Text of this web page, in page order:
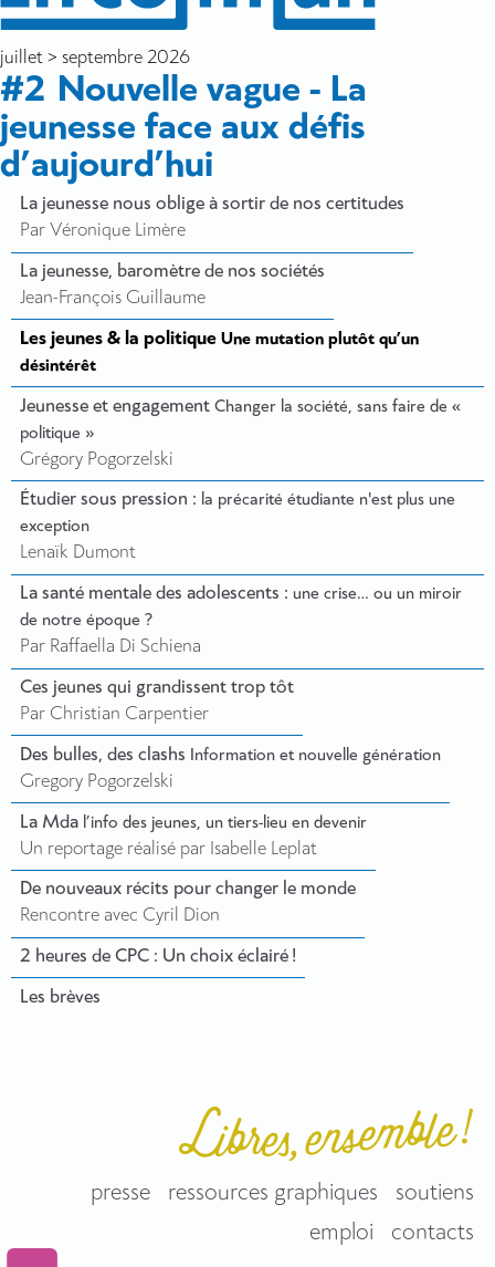
juillet > septembre 2026
#2 Nouvelle vague - La
jeunesse face aux défis
d’aujourd’hui
La jeunesse nous oblige à sortir de nos certitudes
Par Véronique Limère
La jeunesse, baromètre de nos sociétés
Jean-François Guillaume
Les jeunes & la politique Une mutation plutôt qu’un
désintérêt
Jeunesse et engagement Changer la société, sans faire de «
politique »
Grégory Pogorzelski
Étudier sous pression : la précarité étudiante n'est plus une
exception
Lenaïk Dumont
La santé mentale des adolescents : une crise… ou un miroir
de notre époque ?
Par Raffaella Di Schiena
Ces jeunes qui grandissent trop tôt
Par Christian Carpentier
Des bulles, des clashs Information et nouvelle génération
Gregory Pogorzelski
La Mda l’info des jeunes, un tiers-lieu en devenir
Un reportage réalisé par Isabelle Leplat
De nouveaux récits pour changer le monde
Rencontre avec Cyril Dion
2 heures de CPC : Un choix éclairé !
Les brèves
presse ressources graphiques
soutiens
emploi
contacts